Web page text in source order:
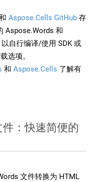
Aspose.Cells GitHub 存
Aspose.Words 和
自行编译/使用 SDK 或
选项。
和 Aspose.Cells 了解有
：快速简便的
文件转换为 HTML